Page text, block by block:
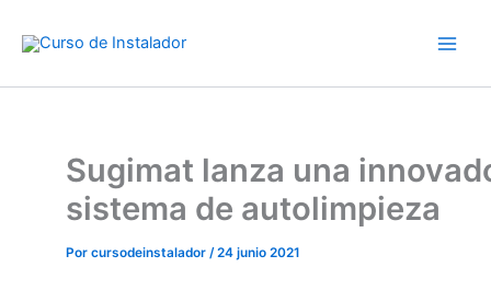
Sugimat lanza una
sistema de autolimpieza
Por cursodeinstalador /24 junio 2021